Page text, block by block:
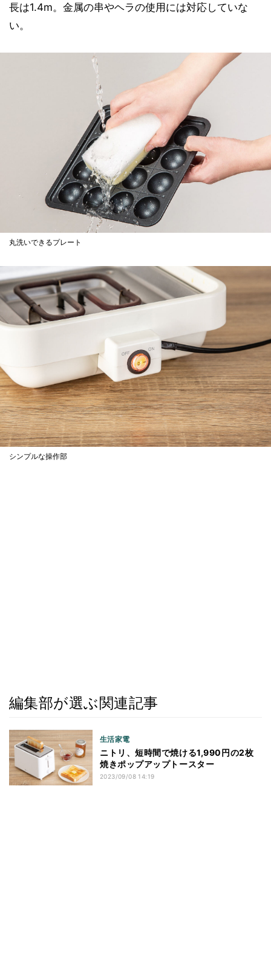
長は1.4m。金属の串やヘラの使用には対応していな
い。
丸洗いできるプレート
シンプルな操作部
編集部が選ぶ関連記事
生活家電
ニトリ、短時間で焼ける1,990円の2枚
焼きポップアップトースター
2023/09/08 14:19